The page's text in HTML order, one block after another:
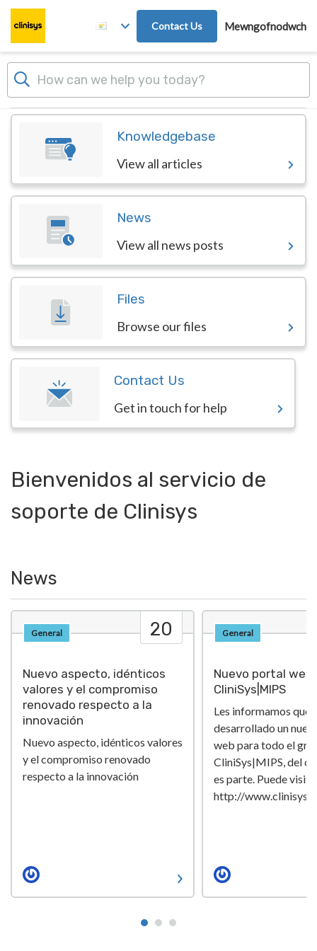
Skip to main content
Contact Us Mewngofnodwch
Knowledgebase
View all articles
News
View all news posts
Files
Browse our files
Contact Us
Get in touch for help
Bienvenidos al servicio de
soporte de Clinisys
News
20
General
Nuevo aspecto, idénticos
valores y el compromiso
renovado respecto a la
innovación
Nuevo aspecto, idénticos valores
y el compromiso renovado
respecto a la innovación
General
Nuevo portal web
CliniSys|MIPS
Les informamos que
desarrollado un
web para todo el
CliniSys|MIPS, del
es parte. Puede
http://